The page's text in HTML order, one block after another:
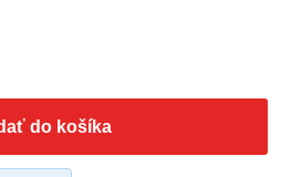
do košíka